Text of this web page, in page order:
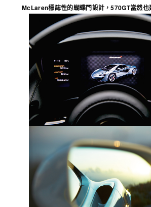
McLaren標誌性的蝴蝶門設計，570GT當然也